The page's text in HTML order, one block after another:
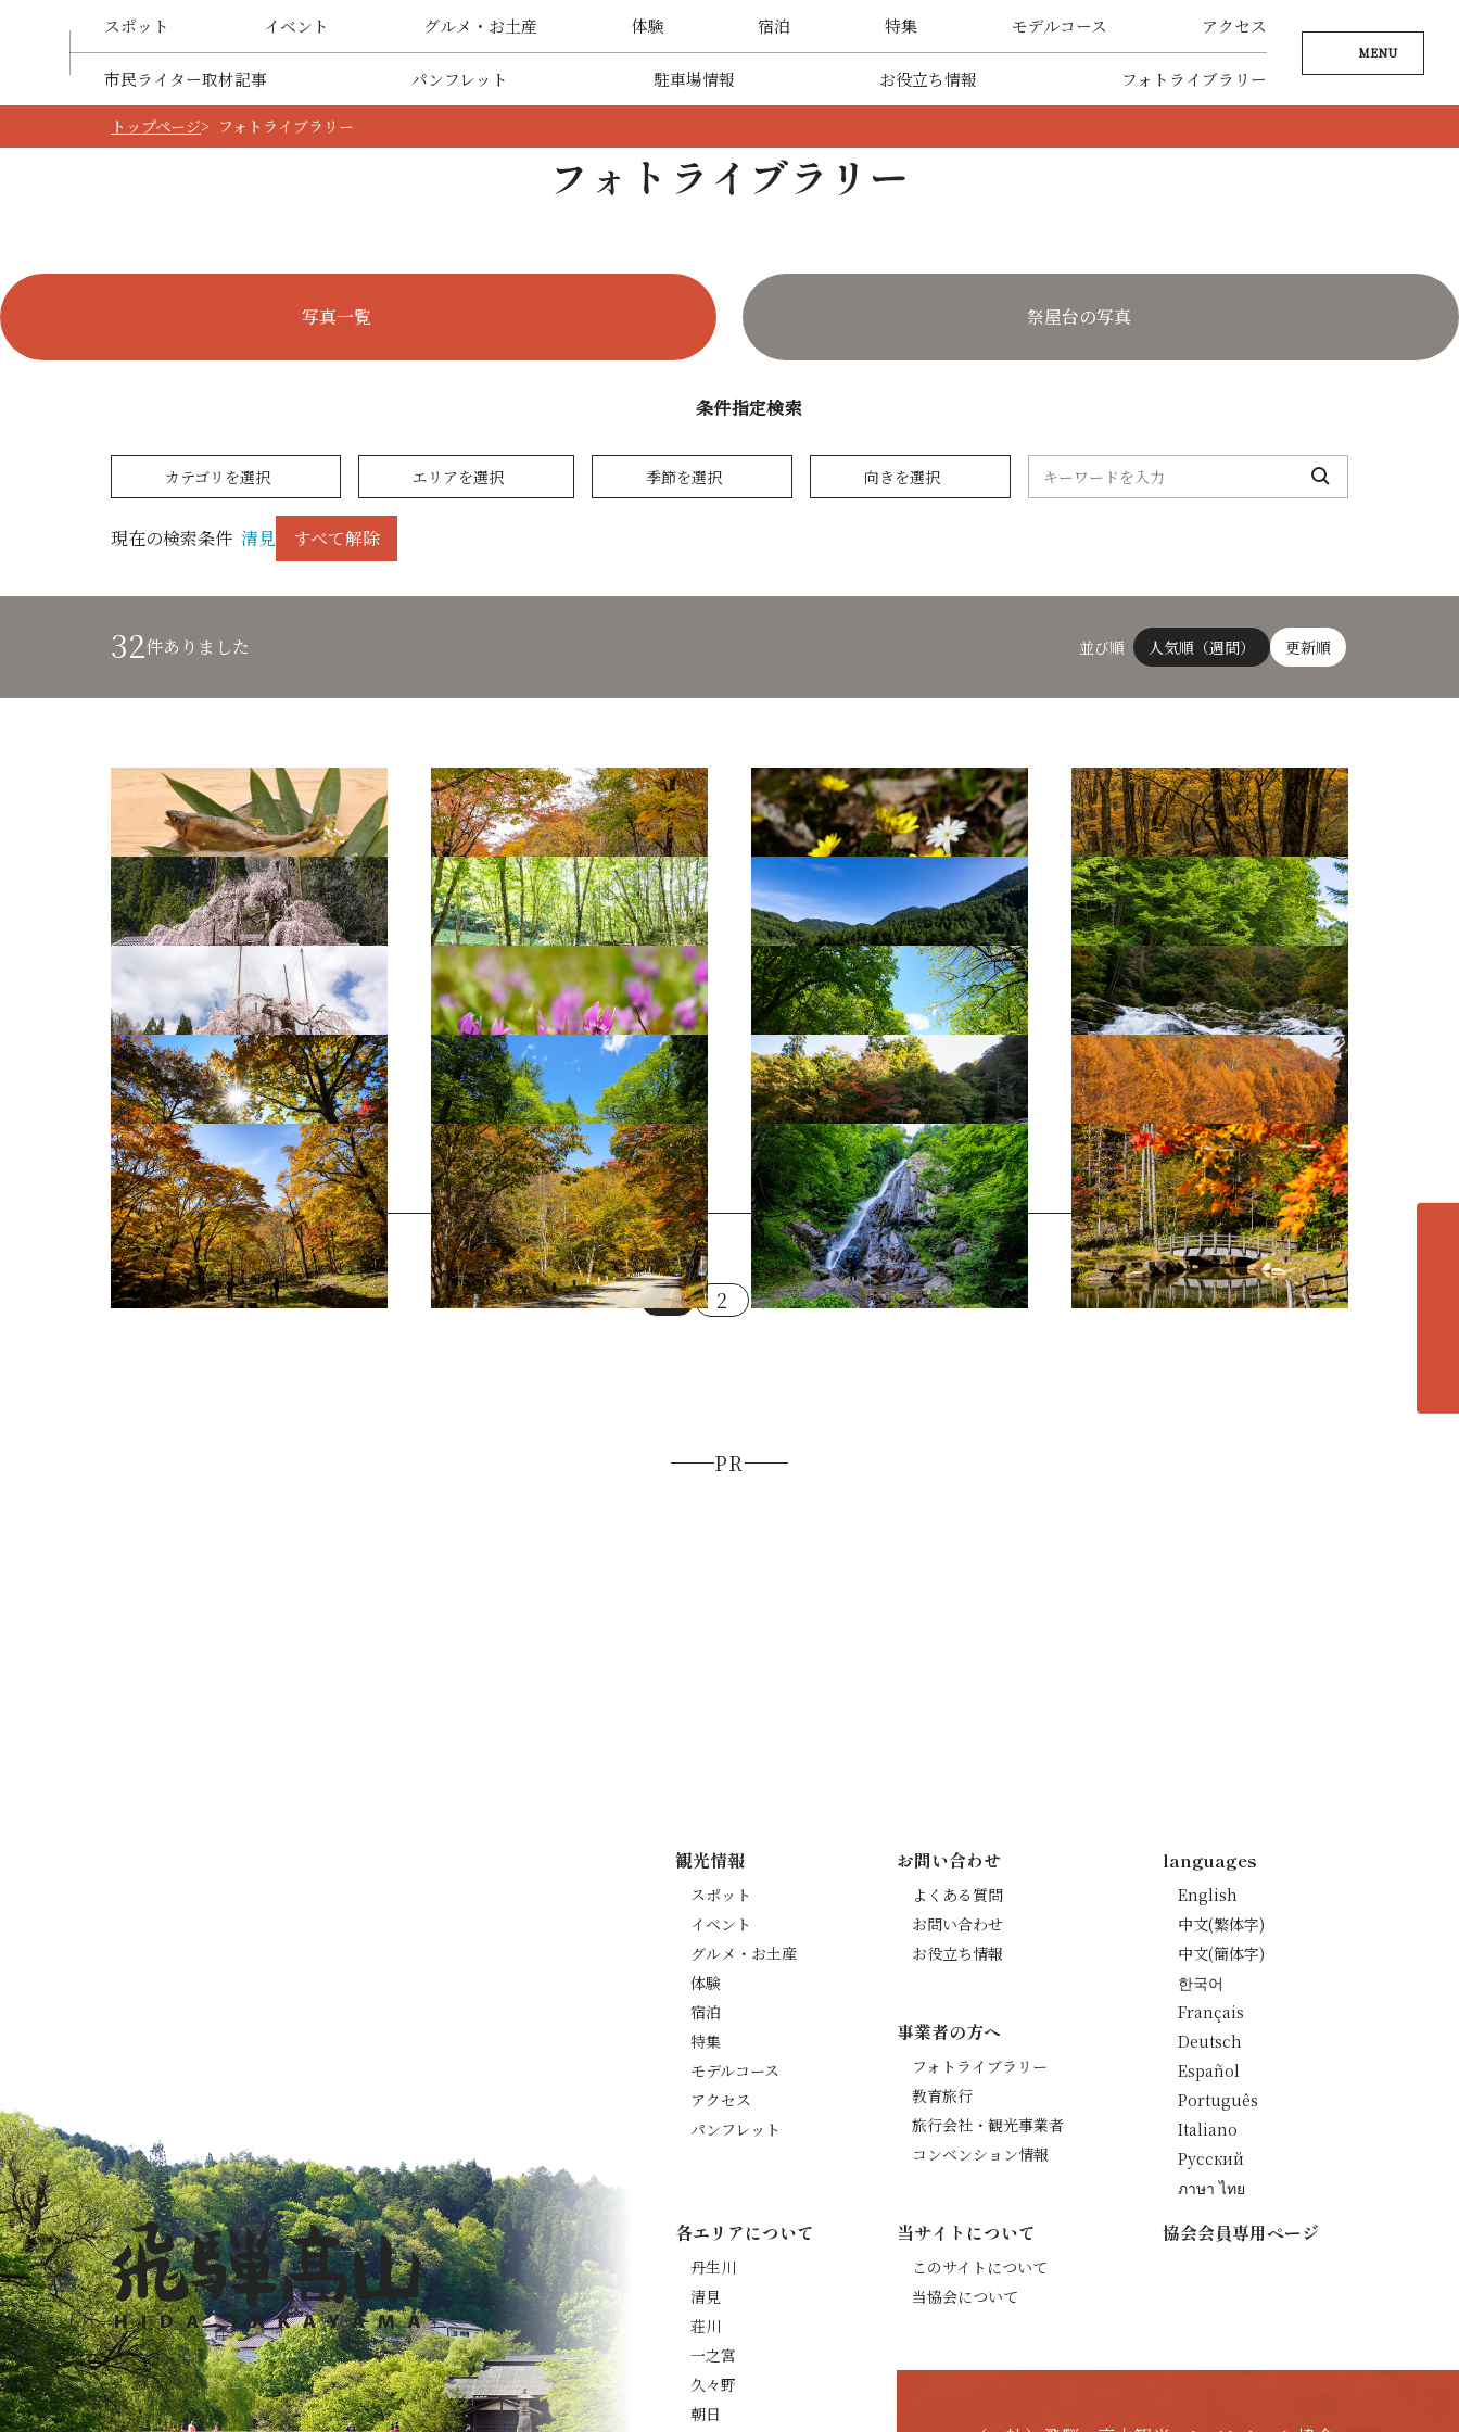
スポット イベント グルメ・お土産 体験 宿泊 特集 モデルコース アクセス
市民ライター取材記事 パンフレット 駐車場情報 お役立ち情報 フォトライブラリー
MENU
トップページ フォトライブラリー
フォトライブラリー
写真一覧 祭屋台の写真
条件指定検索
カテゴリを選択 エリアを選択 季節を選択 向きを選択
現在の検索条件 清見 すべて解除
32件ありました 並び順 人気順（週間） 更新順
鮎の塩焼き せせらぎ街道（秋）1 （西光寺）フクジュソウ1 せせらぎ街道（秋）2
西光寺の枝垂れ桜2 せせらぎ街道1 せせらぎ街道3 せせらぎ街道2
西光寺の枝垂れ桜1 大原カタクリ群生地2 せせらぎ街道（夏）3 平滝2
せせらぎ街道（秋）12 せせらぎ街道（夏）2 平滝1 せせらぎ街道（秋）11
せせらぎ街道（秋）8 せせらぎ街道（秋）7 おおくら滝 せせらぎ街道（秋）10
1 2 次へ 各エリアの紹介へ
PR
観光情報
スポット
イベント
グルメ・お土産
体験
宿泊
特集
モデルコース
アクセス
パンフレット
各エリアについて
丹生川
清見
荘川
一之宮
久々野
朝日
お問い合わせ
よくある質問
お問い合わせ
お役立ち情報
事業者の方へ
フォトライブラリー
教育旅行
旅行会社・観光事業者
コンベンション情報
当サイトについて
このサイトについて
当協会について
languages
English
中文(繁体字)
中文(簡体字)
한국어
Français
Deutsch
Español
Português
Italiano
Русский
ภาษา ไทย
協会会員専用ページ